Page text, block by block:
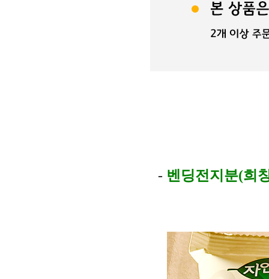
- 벤딩전지분(희